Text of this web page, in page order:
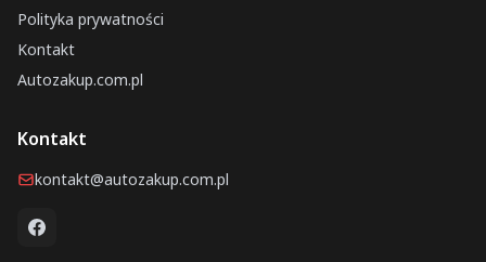
Polityka prywatności
Kontakt
Autozakup.com.pl
Kontakt
kontakt@autozakup.com.pl